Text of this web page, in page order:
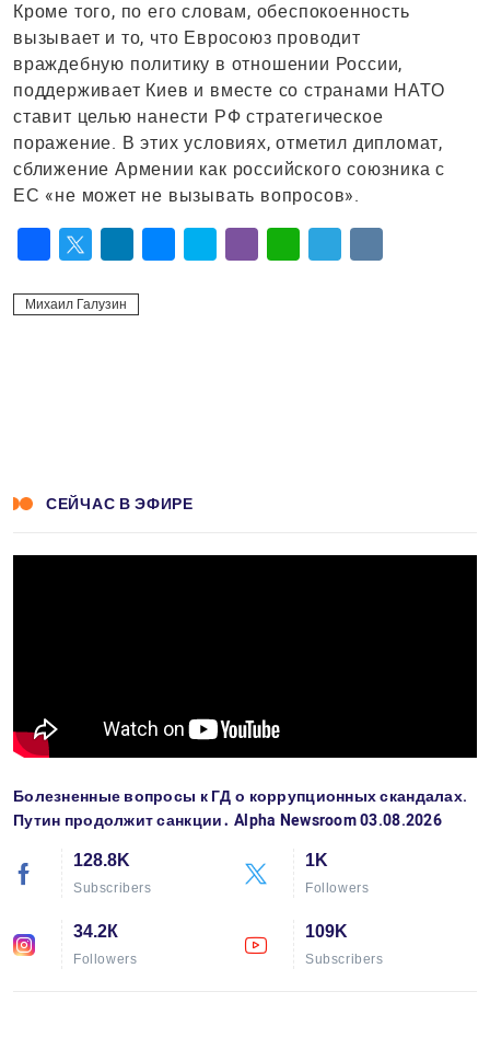
Кроме того, по его словам, обеспокоенность
вызывает и то, что Евросоюз проводит
враждебную политику в отношении России,
поддерживает Киев и вместе со странами НАТО
ставит целью нанести РФ стратегическое
поражение. В этих условиях, отметил дипломат,
сближение Армении как российского союзника с
ЕС «не может не вызывать вопросов».
Михаил Галузин
СЕЙЧАС В ЭФИРЕ
Болезненные вопросы к ГД о коррупционных скандалах.
Путин продолжит санкции․ Alpha Newsroom 03.08.2026
128.8K
Subscribers
1K
Followers
34.2К
Followers
109K
Subscribers